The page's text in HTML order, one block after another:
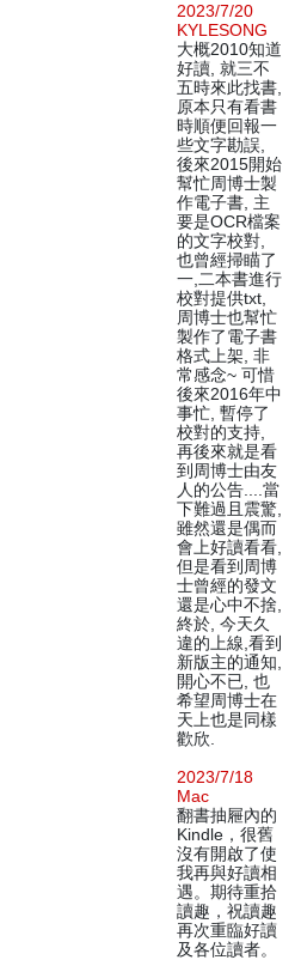
2023/7/20
KYLESONG
大概2010知道
好讀, 就三不
五時來此找書,
原本只有看書
時順便回報一
些文字勘誤,
後來2015開始
幫忙周博士製
作電子書, 主
要是OCR檔案
的文字校對,
也曾經掃瞄了
一,二本書進行
校對提供txt,
周博士也幫忙
製作了電子書
格式上架, 非
常感念~ 可惜
後來2016年中
事忙, 暫停了
校對的支持,
再後來就是看
到周博士由友
人的公告....當
下難過且震驚,
雖然還是偶而
會上好讀看看,
但是看到周博
士曾經的發文
還是心中不捨,
終於, 今天久
違的上線,看到
新版主的通知,
開心不已, 也
希望周博士在
天上也是同樣
歡欣.
2023/7/18
Mac
翻書抽屜內的
Kindle，很舊
沒有開啟了使
我再與好讀相
遇。期待重拾
讀趣，祝讀趣
再次重臨好讀
及各位讀者。